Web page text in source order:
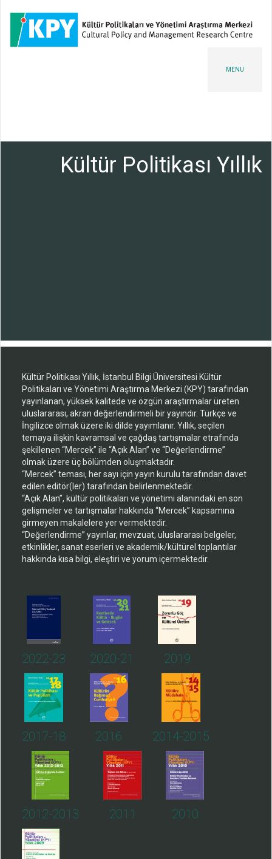
MENU
Kültür Politikası Yıllık
Kültür Politikası Yıllık, İstanbul Bilgi Üniversitesi Kültür
Politikaları ve Yönetimi Araştırma Merkezi (KPY) tarafından
yayınlanan, yüksek kalitede ve özgün araştırmalar üreten
uluslararası, akran değerlendirmeli bir yayındır. Türkçe ve
İngilizce olmak üzere iki dilde yayımlanır. Yıllık, seçilen
temaya ilişkin kavramsal ve çağdaş tartışmalar etrafında
şekillenen “Mercek” ile “Açık Alan” ve “Değerlendirme”
olmak üzere üç bölümden oluşmaktadır.
“Mercek” teması, her sayı için yayın kurulu tarafından davet
edilen editör(ler) tarafından belirlenmektedir.
“Açık Alan”, kültür politikaları ve yönetimi alanındaki en son
gelişmeler ve tartışmalar hakkında “Mercek” kapsamına
girmeyen makalelere yer vermektedir.
“Değerlendirme” yayınlar, mevzuat, uluslararası belgeler,
etkinlikler, sanat eserleri ve akademik/kültürel toplantılar
hakkında kısa bilgi, eleştiri ve yorum içermektedir.
2022-23 2020-21 2019
2017-18 2016 2014-2015
2012-2013 2011 2010